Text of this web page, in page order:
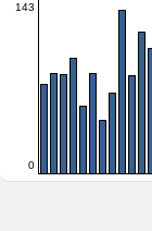
143
0